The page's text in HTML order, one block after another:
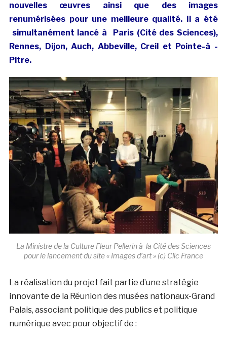
nouvelles œuvres ainsi que des images
renumérisées pour une meilleure qualité. Il a été
simultanément lancé à Paris (Cité des Sciences),
Rennes, Dijon, Auch, Abbeville, Creil et Pointe-à -
Pitre.
La Ministre de la Culture Fleur Pellerin à la Cité des Sciences
pour le lancement du site « Images d’art » (c) Clic France
La réalisation du projet fait partie d’une stratégie
innovante de la Réunion des musées nationaux-Grand
Palais, associant politique des publics et politique
numérique avec pour objectif de :